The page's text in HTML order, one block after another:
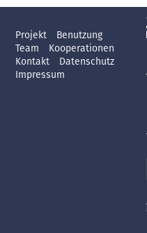
Projekt
Benutzung
Team
Kooperationen
Kontakt
Datenschutz
Impressum